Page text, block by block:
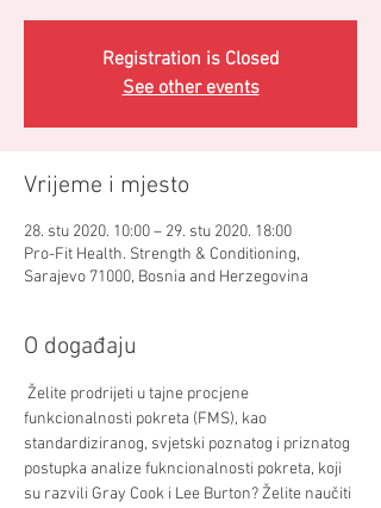
Registration is Closed
See other events
Vrijeme i mjesto
28. stu 2020. 10:00 – 29. stu 2020. 18:00
Pro-Fit Health. Strength & Conditioning,
Sarajevo 71000, Bosnia and Herzegovina
O događaju
Želite prodrijeti u tajne procjene
funkcionalnosti pokreta (FMS), kao
standardiziranog, svjetski poznatog i priznatog
postupka analize fukncionalnosti pokreta, koji
su razvili Gray Cook i Lee Burton? Želite naučiti